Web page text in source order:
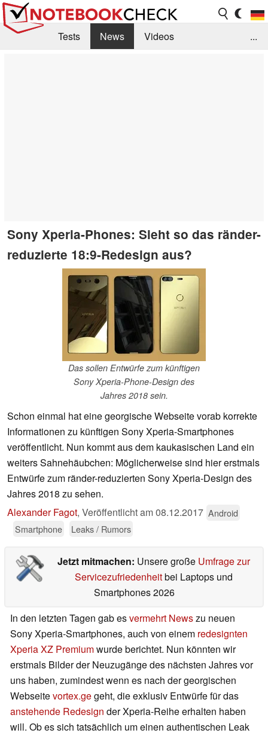
Tests News
Videos
...
Sony Xperia-Phones: Sieht so das ränder-
reduzierte 18:9-Redesign aus?
Das sollen Entwürfe zum künftigen
Sony Xperia-Phone-Design des
Jahres 2018 sein.
Schon einmal hat eine georgische Webseite vorab korrekte
Informationen zu künftigen Sony Xperia-Smartphones
veröffentlicht. Nun kommt aus dem kaukasischen Land ein
weiters Sahnehäubchen: Möglicherweise sind hier erstmals
Entwürfe zum ränder-reduzierten Sony Xperia-Design des
Jahres 2018 zu sehen.
Alexander Fagot, Veröffentlicht am08.12.2017 Android
Smartphone
Leaks / Rumors
Jetzt mitmachen: Unsere große Umfrage zur
Servicezufriedenheitbei Laptops und
Smartphones 2026
In den letzten Tagen gab esvermehrt Newszu neuen
Sony Xperia-Smartphones, auch von einem redesignten
Xperia XZ Premiumwurde berichtet. Nun könnten wir
erstmals Bilder der Neuzugänge des nächsten Jahres vor
uns haben, zumindest wenn es nach der georgischen
Webseitevortex.gegeht, die exklusiv Entwürfe für das
anstehende Redesign der Xperia-Reihe erhalten haben
will. Ob es sich tatsächlich um einen authentischen Leak